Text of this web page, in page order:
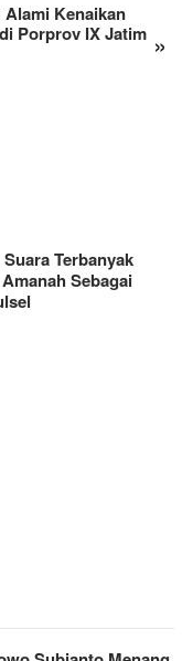
»
Alami Kenaikan
Porprov IX Jatim
Terbanyak
Sebagai